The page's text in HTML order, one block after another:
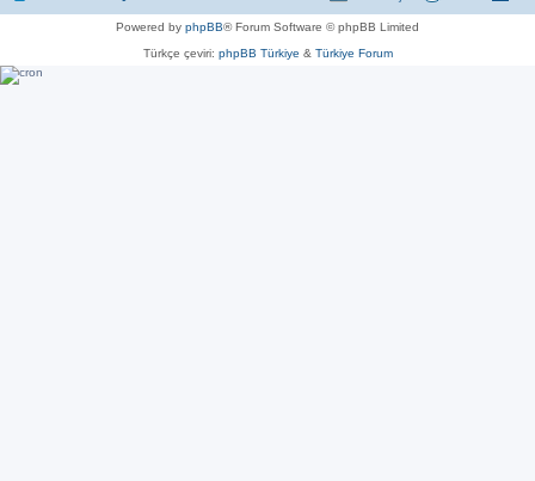
Powered by phpBB® Forum Software © phpBB Limited
Türkçe çeviri: phpBB Türkiye & Türkiye Forum